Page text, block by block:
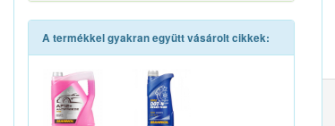
A termékkel gyakran együtt vásárolt cikkek: